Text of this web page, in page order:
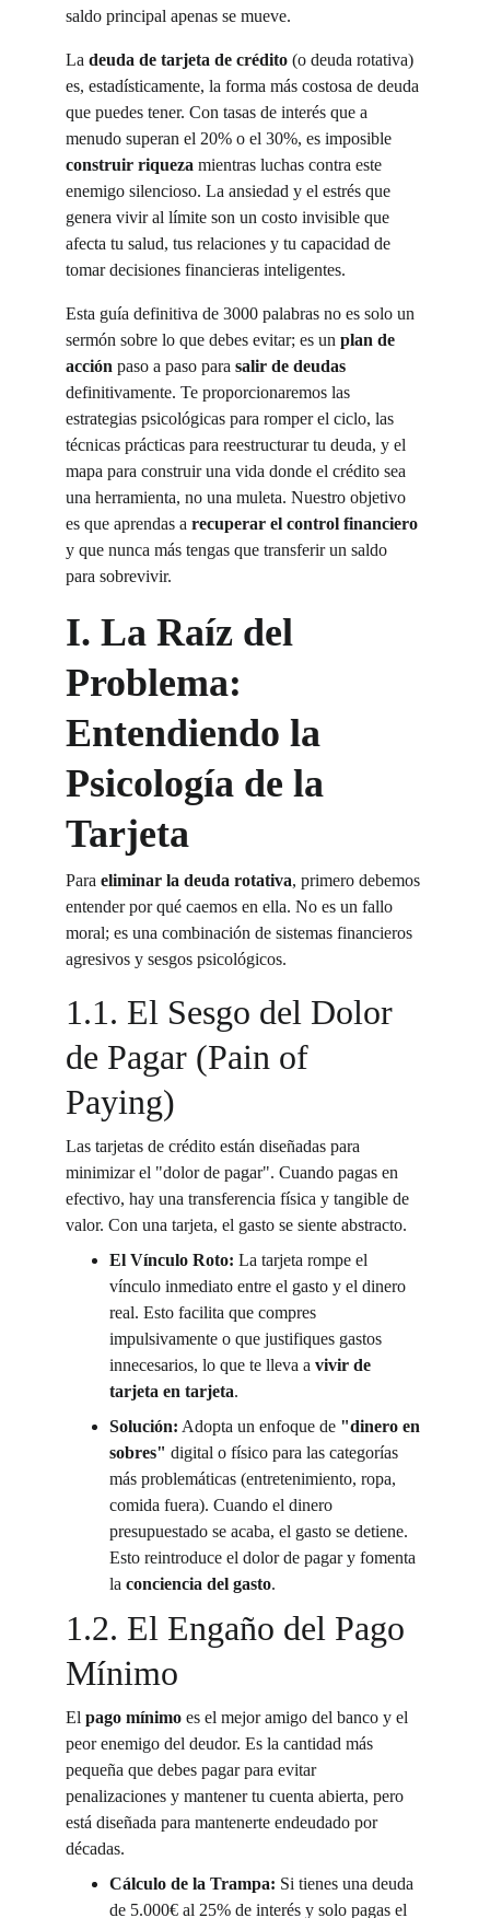
saldo principal apenas se mueve.
La deuda de tarjeta de crédito (o deuda rotativa)
es, estadísticamente, la forma más costosa de deuda
que puedes tener. Con tasas de interés que a
menudo superan el 20% o el 30%, es imposible
construir riqueza mientras luchas contra este
enemigo silencioso. La ansiedad y el estrés que
genera vivir al límite son un costo invisible que
afecta tu salud, tus relaciones y tu capacidad de
tomar decisiones financieras inteligentes.
Esta guía definitiva de 3000 palabras no es solo un
sermón sobre lo que debes evitar; es un plan de
acción paso a paso para salir de deudas
definitivamente. Te proporcionaremos las
estrategias psicológicas para romper el ciclo, las
técnicas prácticas para reestructurar tu deuda, y el
mapa para construir una vida donde el crédito sea
una herramienta, no una muleta. Nuestro objetivo
es que aprendas a recuperar el control financiero
y que nunca más tengas que transferir un saldo
para sobrevivir.
I. La Raíz del
Problema:
Entendiendo la
Psicología de la
Tarjeta
Para eliminar la deuda rotativa, primero debemos
entender por qué caemos en ella. No es un fallo
moral; es una combinación de sistemas financieros
agresivos y sesgos psicológicos.
1.1. El Sesgo del Dolor
de Pagar (Pain of
Paying)
Las tarjetas de crédito están diseñadas para
minimizar el "dolor de pagar". Cuando pagas en
efectivo, hay una transferencia física y tangible de
valor. Con una tarjeta, el gasto se siente abstracto.
El Vínculo Roto: La tarjeta rompe el
vínculo inmediato entre el gasto y el dinero
real. Esto facilita que compres
impulsivamente o que justifiques gastos
innecesarios, lo que te lleva a vivir de
tarjeta en tarjeta.
Solución: Adopta un enfoque de "dinero en
sobres" digital o físico para las categorías
más problemáticas (entretenimiento, ropa,
comida fuera). Cuando el dinero
presupuestado se acaba, el gasto se detiene.
Esto reintroduce el dolor de pagar y fomenta
la conciencia del gasto.
1.2. El Engaño del Pago
Mínimo
El pago mínimo es el mejor amigo del banco y el
peor enemigo del deudor. Es la cantidad más
pequeña que debes pagar para evitar
penalizaciones y mantener tu cuenta abierta, pero
está diseñada para mantenerte endeudado por
décadas.
Cálculo de la Trampa: Si tienes una deuda
de 5.000€ al 25% de interés y solo pagas el